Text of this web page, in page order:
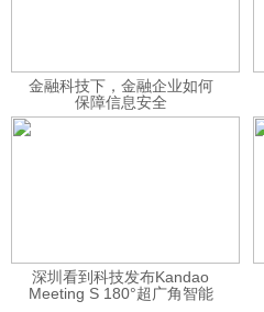
金融科技下，金融企业如何
保障信息安全
深圳看到科技发布Kandao
Meeting S 180°超广角智能